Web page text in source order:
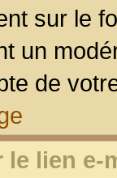
sur le
un
de
lien